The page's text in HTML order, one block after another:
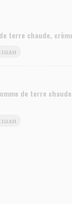
terre chaude,
de terre